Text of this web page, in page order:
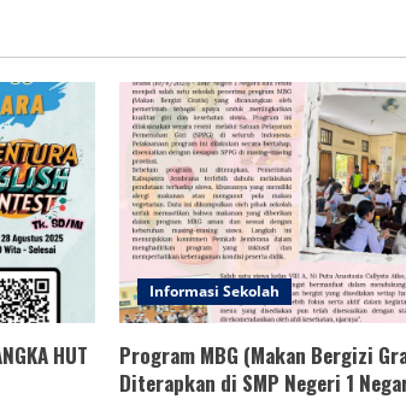
HUT
Informasi Sekolah
Program MBG (Makan Bergizi
Diterapkan di SMP Negeri 1